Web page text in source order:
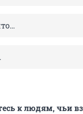
к людям, чьи